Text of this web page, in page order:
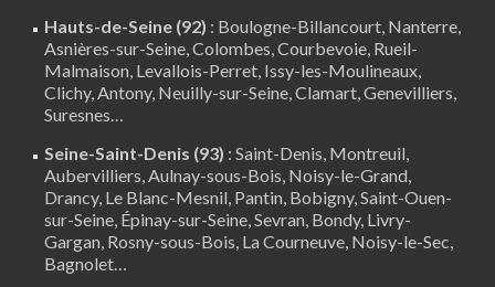
Hauts-de-Seine (92) : Boulogne-Billancourt, Nanterre,
Asnières-sur-Seine, Colombes, Courbevoie, Rueil-
Malmaison, Levallois-Perret, Issy-les-Moulineaux,
Clichy, Antony, Neuilly-sur-Seine,Clamart, Genevilliers,
Suresnes…
Seine-Saint-Denis (93) : Saint-Denis, Montreuil,
Aubervilliers, Aulnay-sous-Bois, Noisy-le-Grand,
Drancy, Le Blanc-Mesnil, Pantin, Bobigny, Saint-Ouen-
sur-Seine, Épinay-sur-Seine, Sevran, Bondy, Livry-
Gargan, Rosny-sous-Bois, La Courneuve, Noisy-le-Sec,
Bagnolet…